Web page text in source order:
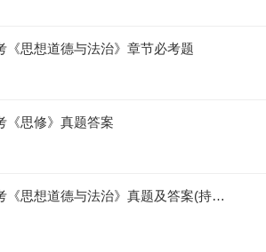
《思想道德与法治》章节必考题
《思修》真题答案
《思想道德与法治》真题及答案(持续